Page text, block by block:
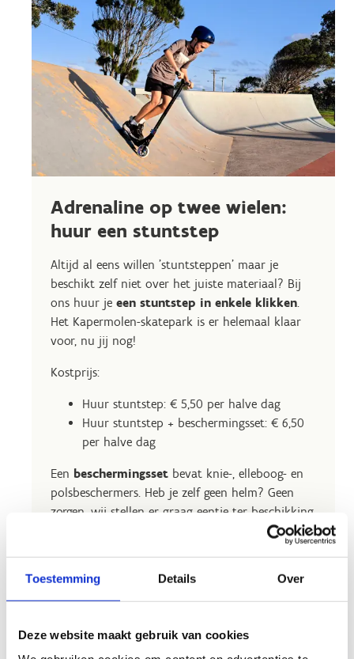
Toestemming Details Over
Deze website maakt gebruik van cookies
Adrenaline op twee wielen:
huur een stuntstep
Altijd al eens willen 'stuntsteppen' maar je
beschikt zelf niet over het juiste materiaal? Bij
ons huur je een stuntstep in enkele klikken.
Het Kapermolen-skatepark is er helemaal klaar
voor, nu jij nog!
Kostprijs:
Huur stuntstep: € 5,50 per halve dag
Huur stuntstep + beschermingsset: € 6,50
per halve dag
Een beschermingsset bevat knie-, elleboog- en
polsbeschermers. Heb je zelf geen helm? Geen
zorgen, wij stellen er graag eentje ter beschikking.
particulier